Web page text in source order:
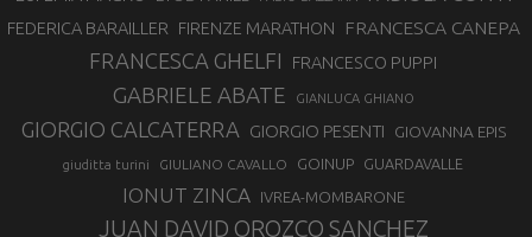
FEDERICA BARAILLER FIRENZE MARATHON FRANCESCA CANEPA
FRANCESCA GHELFI FRANCESCO PUPPI
GABRIELE ABATE GIANLUCA GHIANO
GIORGIO CALCATERRA GIORGIO PESENTI GIOVANNA EPIS
giuditta turini GIULIANO CAVALLO GOINUP GUARDAVALLE
IONUT ZINCA IVREA-MOMBARONE
JUAN DAVID OROZCO SANCHEZ